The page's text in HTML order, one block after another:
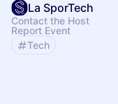
La SporTech
Contact the Host
Report Event
Tech